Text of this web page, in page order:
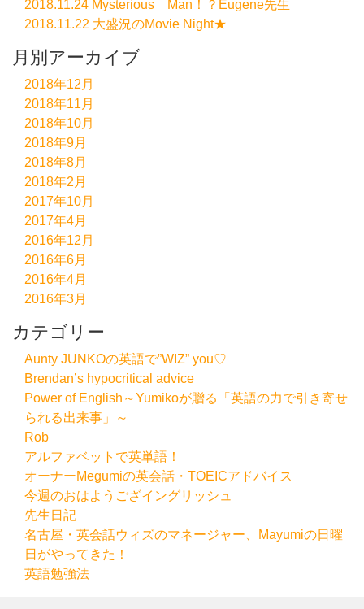
2018.11.24 Mysterious Man！？Eugene先生
2018.11.22 大盛況のMovie Night★
月別アーカイブ
2018年12月
2018年11月
2018年10月
2018年9月
2018年8月
2018年2月
2017年10月
2017年4月
2016年12月
2016年6月
2016年4月
2016年3月
カテゴリー
Aunty JUNKOの英語で”WIZ” you♡
Brendan’s hypocritical advice
Power of English～Yumikoが贈る「英語の力で引き寄せ
られる出来事」～
Rob
アルファベットで英単語！
オーナーMegumiの英会話・TOEICアドバイス
今週のおはようござイングリッシュ
先生日記
名古屋・英会話ウィズのマネージャー、Mayumiの日曜
日がやってきた！
英語勉強法